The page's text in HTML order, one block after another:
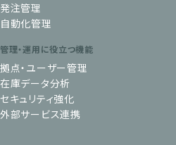
発注管理
自動化管理
管理・運用に役立つ機能
拠点・ユーザー管理
在庫データ分析
セキュリティ強化
外部サービス連携